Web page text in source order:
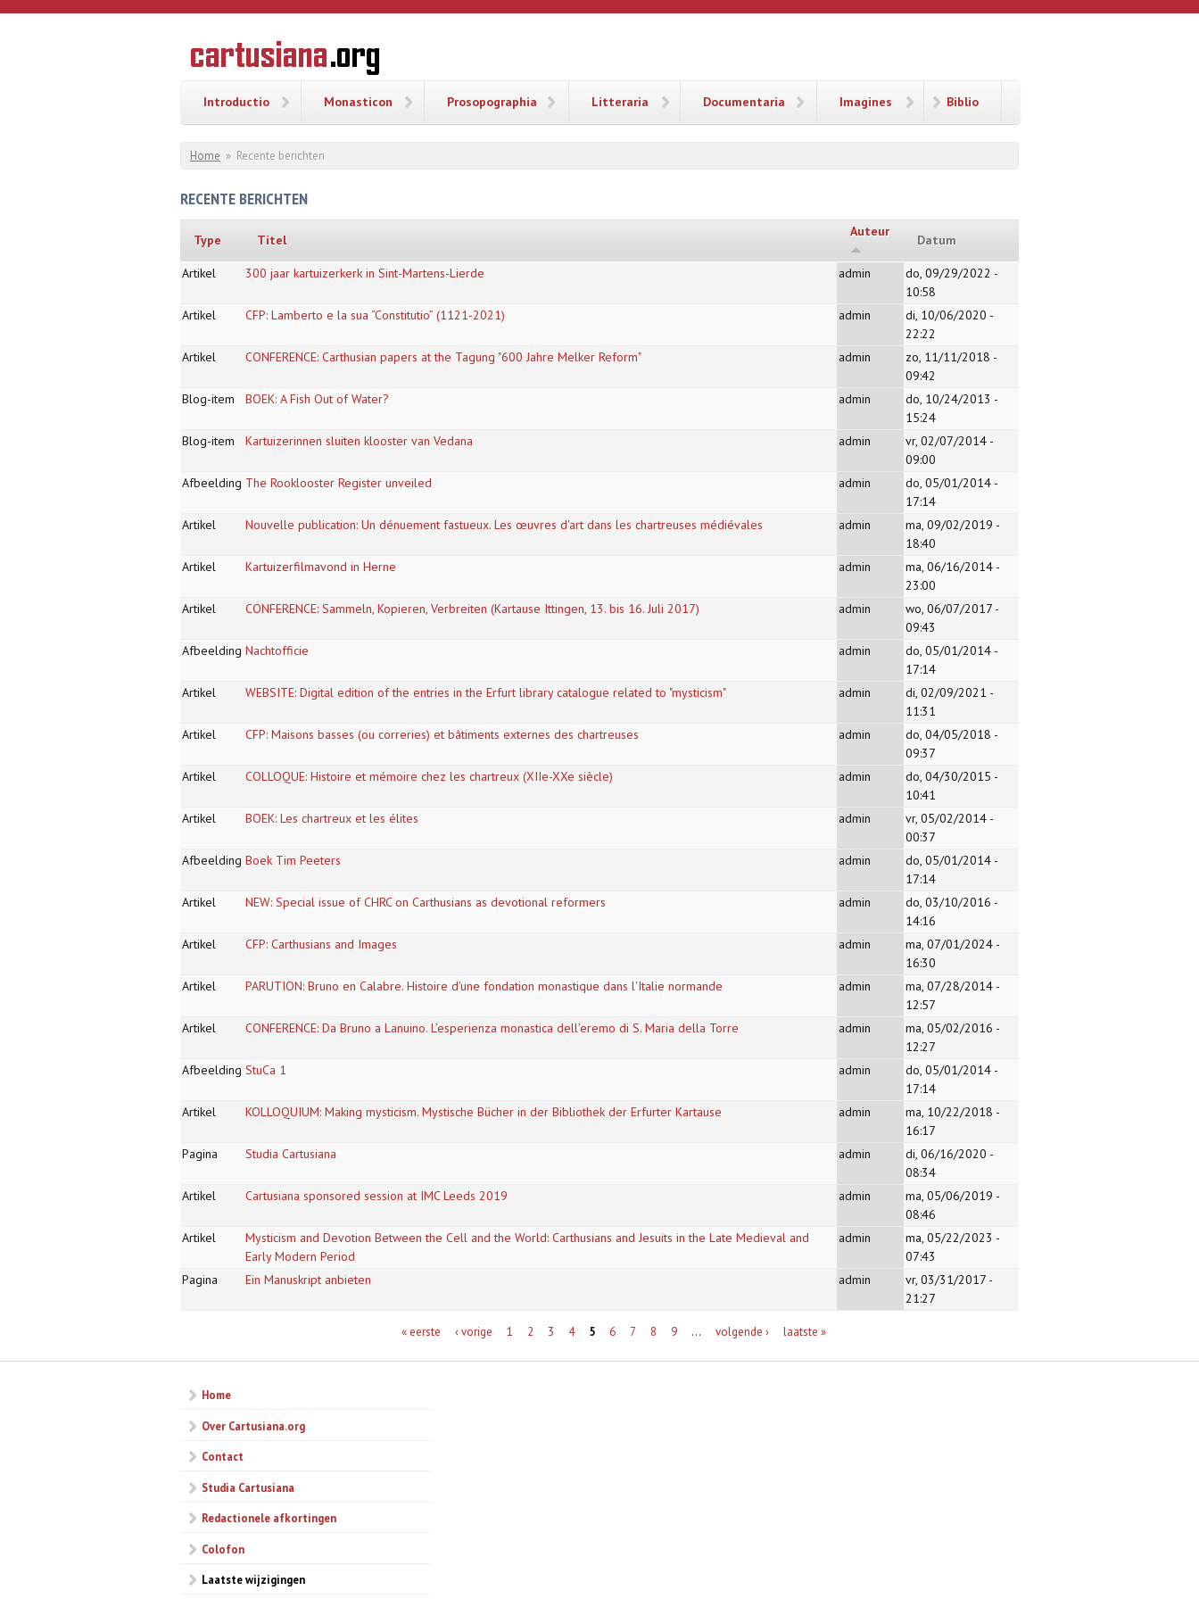
Overslaan en naar de inhoud gaan
CARTUSIANA
Geschiedenis
van de
Introductio Monasticon Prosopographia Litteraria Documentaria Imagines Biblio
U bent hier
Home » Recente berichten
RECENTE BERICHTEN
Type Titel
Auteur
Datum
Artikel 300 jaar kartuizerkerk in Sint-Martens-Lierde admin
do, 09/29/2022 -
10:58
Artikel
CFP: Lamberto e la sua “Constitutio” (1121-2021) admin
di, 10/06/2020 -
22:22
Artikel
CONFERENCE: Carthusian papers at the Tagung "600 Jahre Melker Reform" admin
zo, 11/11/2018 -
09:42
Blog-item
BOEK: A Fish Out of Water? admin
do, 10/24/2013 -
15:24
Blog-item
Kartuizerinnen sluiten klooster van Vedana admin
vr, 02/07/2014 -
09:00
Afbeelding The Rooklooster Register unveiled admin
do, 05/01/2014 -
17:14
Artikel
Nouvelle publication: Un dénuement fastueux. Les œuvres d'art dans les chartreuses médiévales admin
ma, 09/02/2019 -
18:40
Artikel
Kartuizerfilmavond in Herne admin
ma, 06/16/2014 -
23:00
Artikel
CONFERENCE: Sammeln, Kopieren, Verbreiten (Kartause Ittingen, 13. bis 16. Juli 2017) admin
wo, 06/07/2017 -
09:43
Afbeelding Nachtofficie admin
do, 05/01/2014 -
17:14
Artikel
WEBSITE: Digital edition of the entries in the Erfurt library catalogue related to "mysticism" admin
di, 02/09/2021 -
11:31
Artikel
CFP: Maisons basses (ou correries) et bâtiments externes des chartreuses admin
do, 04/05/2018 -
09:37
Artikel
COLLOQUE: Histoire et mémoire chez les chartreux (XIIe-XXe siècle) admin
do, 04/30/2015 -
10:41
Artikel
BOEK: Les chartreux et les élites admin
vr, 05/02/2014 -
00:37
Afbeelding Boek Tim Peeters admin
do, 05/01/2014 -
17:14
Artikel
NEW: Special issue of CHRC on Carthusians as devotional reformers admin
do, 03/10/2016 -
14:16
Artikel
CFP: Carthusians and Images admin
ma, 07/01/2024 -
16:30
Artikel
PARUTION: Bruno en Calabre. Histoire d'une fondation monastique dans l'Italie normande admin
ma, 07/28/2014 -
12:57
Artikel
CONFERENCE: Da Bruno a Lanuino. L’esperienza monastica dell’eremo di S. Maria della Torre admin
ma, 05/02/2016 -
12:27
Afbeelding StuCa 1 admin
do, 05/01/2014 -
17:14
Artikel
KOLLOQUIUM: Making mysticism. Mystische Bücher in der Bibliothek der Erfurter Kartause admin
ma, 10/22/2018 -
16:17
Pagina
Studia Cartusiana admin
di, 06/16/2020 -
08:34
Artikel
Cartusiana sponsored session at IMC Leeds 2019 admin
ma, 05/06/2019 -
08:46
Artikel
Mysticism and Devotion Between the Cell and the World: Carthusians and Jesuits in the Late Medieval and
Early Modern Period
admin
ma, 05/22/2023 -
07:43
Pagina
Ein Manuskript anbieten admin
vr, 03/31/2017 -
21:27
« eerste ‹ vorige 1 2 3 4 5 6 7 8 9 … volgende › laatste »
Home
Over Cartusiana.org
Contact
Studia Cartusiana
Redactionele afkortingen
Colofon
Laatste wijzigingen